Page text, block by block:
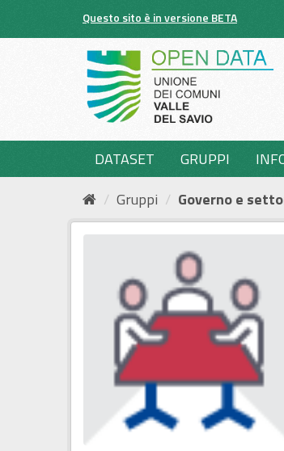
Questo sito è in versione BETA
DATASET GRUPPI
Gruppi
Governo e